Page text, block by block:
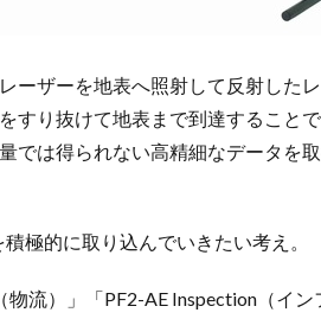
ーザーを地表へ照射して反射した
すり抜けて地表まで到達すること
では得られない高精細なデータを
極的に取り込んでいきたい考え。
流）」「PF2-AE Inspection（イ